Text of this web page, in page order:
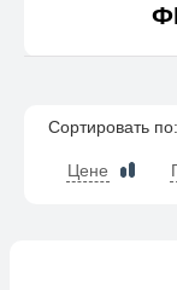
Сортировать по:
Цене